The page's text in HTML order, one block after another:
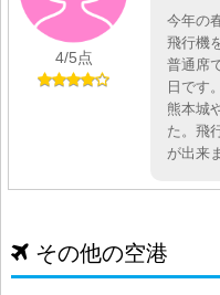
4/5点
今年の
飛行機
普通席
日です。
熊本城
た。飛
が出来
その他の空港